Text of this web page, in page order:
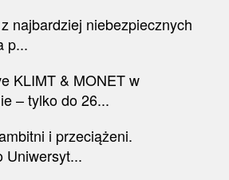
najbardziej niebezpiecznych
p...
KLIMT & MONET w
– tylko do 26...
i przeciążeni.
Uniwersyt...